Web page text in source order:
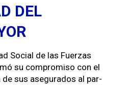
DEL
Social de las Fuerzas
su com­pro­miso con el
de sus ase­gu­ra­dos al par­